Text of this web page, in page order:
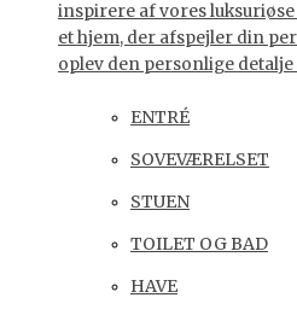
inspirere af vores
et hjem, der afspejler din
oplev den personlige
ENTRÉ
SOVEVÆRELSET
STUEN
TOILET OG BAD
HAVE